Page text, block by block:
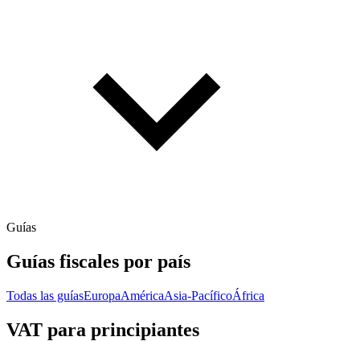
Guías
Guías fiscales por país
Todas las guíasEuropaAméricaAsia-PacíficoÁfrica
VAT para principiantes